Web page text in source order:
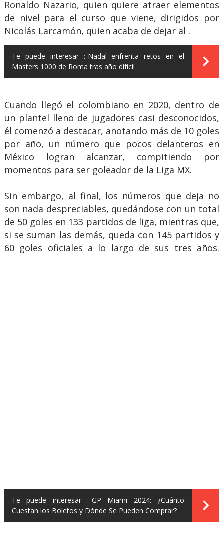
Ronaldo Nazario, quien quiere atraer elementos
de nivel para el curso que viene, dirigidos por
Nicolás Larcamón, quien acaba de dejar al .
Te puede interesar : Nadal enfrenta retos en el
Masters 1000 de Roma tras año difícil
Cuando llegó el colombiano en 2020, dentro de
un plantel lleno de jugadores casi desconocidos,
él comenzó a destacar, anotando más de 10 goles
por año, un número que pocos delanteros en
México logran alcanzar, compitiendo por
momentos para ser goleador de la Liga MX.
Sin embargo, al final, los números que deja no
son nada despreciables, quedándose con un total
de 50 goles en 133 partidos de liga, mientras que,
si se suman las demás, queda con 145 partidos y
60 goles oficiales a lo largo de sus tres años.
Te puede interesar : GP Miami 2024: ¿Cuánto
Cuestan los Boletos y Dónde Se Pueden Comprar?